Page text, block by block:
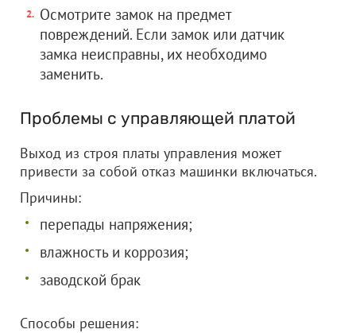
Осмотрите замок на предмет
повреждений. Если замок или датчик
замка неисправны, их необходимо
заменить.
Проблемы с управляющей платой
Выход из строя платы управления может
привести за собой отказ машинки включаться.
Причины:
перепады напряжения;
влажность и коррозия;
заводской брак
Способы решения: